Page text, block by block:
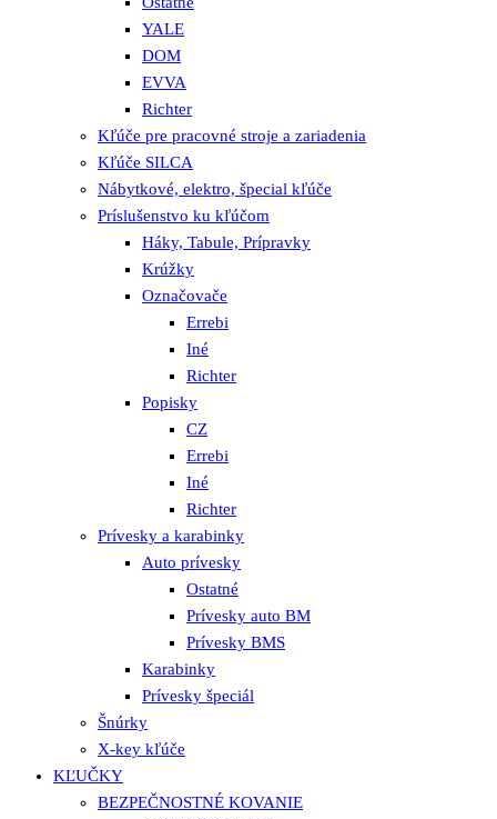
YALE
DOM
EVVA
Richter
Kľúče pre pracovné stroje a zariadenia
Kľúče SILCA
Nábytkové, elektro, špecial kľúče
Príslušenstvo ku kľúčom
Háky, Tabule, Prípravky
Krúžky
Označovače
Errebi
Iné
Richter
Popisky
CZ
Errebi
Iné
Richter
Prívesky a karabinky
Auto prívesky
Ostatné
Prívesky auto BM
Prívesky BMS
Karabinky
Prívesky špeciál
Šnúrky
X-key kľúče
KĽUČKY
BEZPEČNOSTNÉ KOVANIE